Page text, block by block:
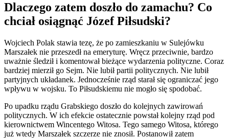
Dlaczego zatem doszło do zamachu? Co
chciał osiągnąć Józef Piłsudski?
Wojciech Polak stawia tezę, że po zamieszkaniu w Sulejówku
Marszałek nie przeszedł na emeryturę. Wręcz przeciwnie, bardzo
uważnie śledził i komentował bieżące wydarzenia polityczne. Coraz
bardziej mierził go Sejm. Nie lubił partii politycznych. Nie lubił
partyjnych układanek. Jednocześnie rząd starał się ograniczać jego
wpływu w wojsku. To Piłsudskiemu nie mogło się spodobać.
Po upadku rządu Grabskiego doszło do kolejnych zawirowań
politycznych. W ich efekcie ostatecznie powstał kolejny rząd pod
kierownictwem Wincentego Witosa. Tego samego Witosa, którego
już wtedy Marszałek szczerze nie znosił. Postanowił zatem